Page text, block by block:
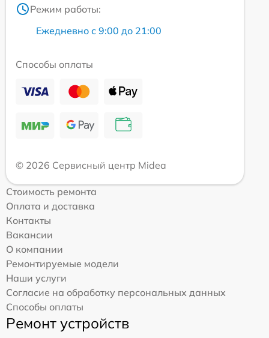
Режим работы:
Ежедневно с 9:00 до 21:00
Способы оплаты
© 2026 Сервисный центр Midea
Стоимость ремонта
Оплата и доставка
Контакты
Вакансии
О компании
Ремонтируемые модели
Наши услуги
Согласие на обработку персональных данных
Способы оплаты
Ремонт устройств